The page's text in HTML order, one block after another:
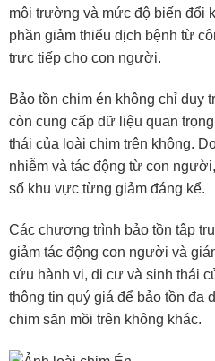
môi trường và mức độ biến đổi
phần giảm thiểu dịch bệnh từ
trực tiếp cho con người.
Bảo tồn chim én không chỉ duy
còn cung cấp dữ liệu quan
thái của loài chim trên không.
nhiễm và tác động từ con
số khu vực từng giảm đáng kể.
Các chương trình bảo tồn tập
giảm tác động con người và
cứu hành vi, di cư và sinh thái
thông tin quý giá để bảo tồn đa
chim săn mồi trên không khác.